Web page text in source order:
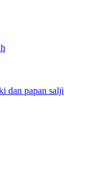
dan papan salji